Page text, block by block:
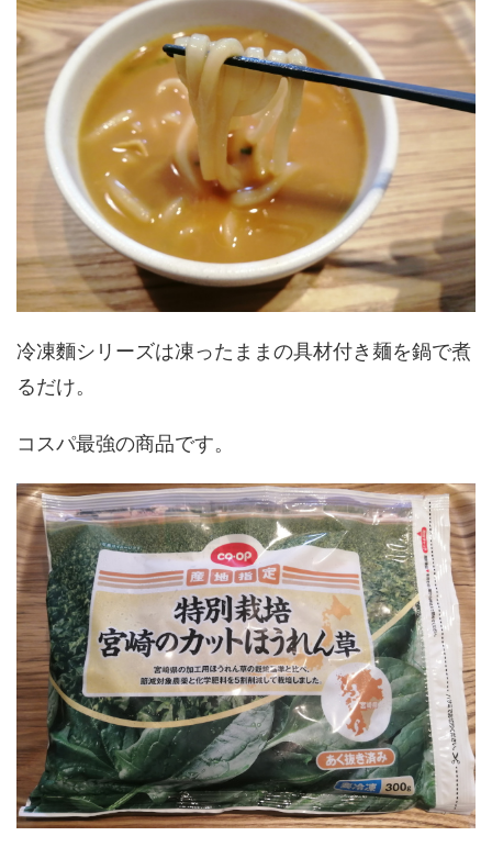
冷凍麵シリーズは凍ったままの具材付き麺を鍋で煮
るだけ。
コスパ最強の商品です。